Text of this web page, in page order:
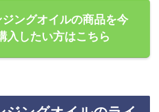
ングオイルの商品を今
入したい方はこちら